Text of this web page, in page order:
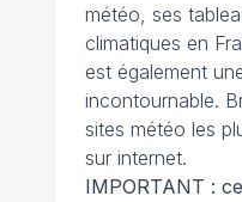
météo, ses
climatiques en
est également
incontournable.
sites météo les
sur internet.
IMPORTANT :